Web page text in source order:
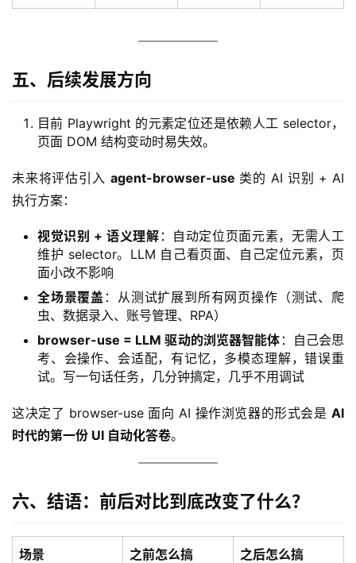
五、后续发展方向
目前 Playwright 的元素定位还是依赖人工 selector，
页面 DOM 结构变动时易失效。
未来将评估引入 agent-browser-use 类的 AI 识别 + AI
执行方案：
视觉识别 + 语义理解 ：自动定位页面元素，无需人工
维护 selector。LLM 自己看页面、自己定位元素，页
面小改不影响
全场景覆盖 ：从测试扩展到所有网页操作（测试、爬
虫、数据录入、账号管理、RPA）
browser-use = LLM 驱动的浏览器智能体 ：自己会思
考、会操作、会适配，有记忆，多模态理解，错误重
试。写一句话任务，几分钟搞定，几乎不用调试
这决定了 browser-use 面向 AI 操作浏览器的形式会是 AI
时代的第一份 UI 自动化答卷。
六、结语：前后对比到底改变了什么？
场景 之前怎么搞 之后怎么搞